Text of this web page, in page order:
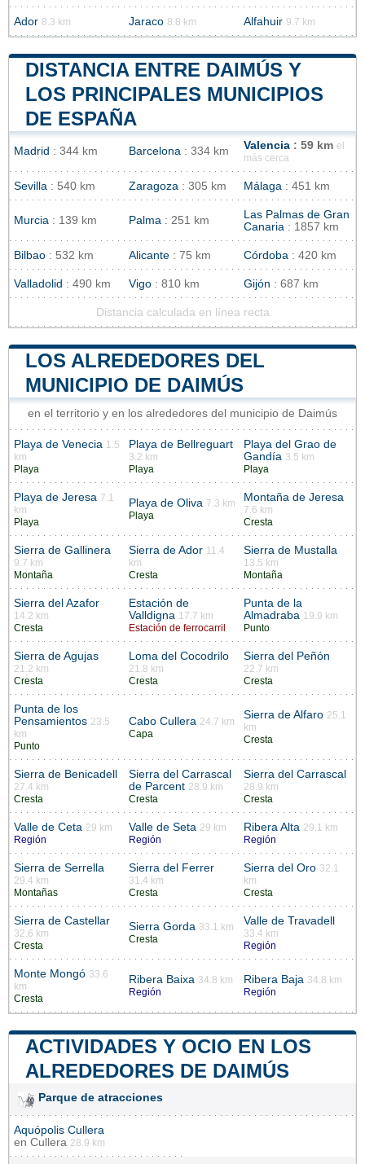
Ador 8.3 km Jaraco 8.8 km Alfahuir 9.7 km
DISTANCIA ENTRE DAIMÚS Y
LOS PRINCIPALES MUNICIPIOS
DE ESPAÑA
Madrid : 344 km Barcelona : 334 km Valencia : 59 km el
más cerca
Sevilla : 540 km Zaragoza : 305 km Málaga : 451 km
Murcia : 139 km Palma : 251 km
Las Palmas de Gran
Canaria : 1857 km
Bilbao : 532 km Alicante : 75 km Córdoba : 420 km
Valladolid : 490 km Vigo : 810 km Gijón : 687 km
Distancia calculada en línea recta
LOS ALREDEDORES DEL
MUNICIPIO DE DAIMÚS
en el territorio y en los alrededores del municipio de Daimús
Playa de Venecia 1.5
km
Playa
Playa de Bellreguart
3.2 km
Playa
Playa del Grao de
Gandía 3.5 km
Playa
Playa de Jeresa 7.1
km
Playa
Playa de Oliva 7.3 km
Playa
Montaña de Jeresa
7.6 km
Cresta
Sierra de Gallinera
9.7 km
Montaña
Sierra de Ador 11.4
km
Cresta
Sierra de Mustalla
13.5 km
Montaña
Sierra del Azafor
14.2 km
Cresta
Estación de
Valldigna 17.7 km
Estación de ferrocarril
Punta de la
Almadraba 19.9 km
Punto
Sierra de Agujas
21.2 km
Cresta
Loma del Cocodrilo
21.8 km
Cresta
Sierra del Peñón
22.7 km
Cresta
Punta de los
Pensamientos 23.5
km
Punto
Cabo Cullera 24.7 km
Capa
Sierra de Alfaro 25.1
km
Cresta
Sierra de Benicadell
27.4 km
Cresta
Sierra del Carrascal
de Parcent 28.9 km
Cresta
Sierra del Carrascal
28.9 km
Cresta
Valle de Ceta 29 km
Región
Valle de Seta 29 km
Región
Ribera Alta 29.1 km
Región
Sierra de Serrella
29.4 km
Montañas
Sierra del Ferrer
31.4 km
Cresta
Sierra del Oro 32.1
km
Cresta
Sierra de Castellar
32.6 km
Cresta
Sierra Gorda 33.1 km
Cresta
Valle de Travadell
33.4 km
Región
Monte Mongó 33.6
km
Cresta
Ribera Baixa 34.8 km
Región
Ribera Baja 34.8 km
Región
ACTIVIDADES Y OCIO EN LOS
ALREDEDORES DE DAIMÚS
Parque de atracciones
Aquópolis Cullera
en Cullera 28.9 km